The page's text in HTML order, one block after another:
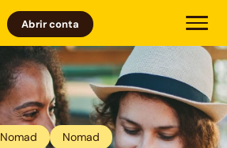
Abrir conta
Nomad Nomad